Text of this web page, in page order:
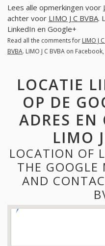
Lees alle opmerkingen voor
achter voor LIMO J C BVBA.
LinkedIn en Google+
Read all the comments for LIMO J
BVBA. LIMO J C BVBA on
LOCATIE
OP DE
ADRES EN
LIMO
LOCATION OF
THE GOOGLE
AND